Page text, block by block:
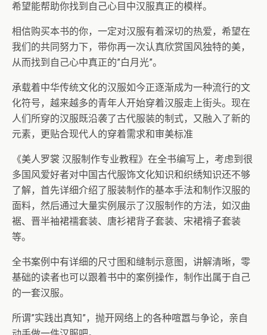
希望能帮助你找到自己心目中汉服真正的模样。
相信购买本书的你，一定对汉服有着深切的热爱，希望在
我们的共同努力下，带你再一次认真欣赏国风独特的美，
从而找到自己心中真正的”白月光”。
承载着中华传统文化的汉服如今正逐渐成为一种流行的文
化符号，越来越多的青年人开始穿着汉服走上街头。现在
人们所穿的汉服既沿袭了古代服装的制式，又融入了新的
元素，更贴合现代人的穿着需求和审美标准
《美人罗裳 汉服制作专业教程》在全书编写上，考虑到很
多国风爱好者对中国古代服饰文化知识和织绣知识还不够
了解，首先详细介绍了服装制作的基本手法和制作汉服的
面料，然后通过大量实例展示了汉服制作的方法，如汉曲
裾、晋半袖裙襦套装、唐衫裙背子套装、宋裙褙子套装
等。
全书案例中有详细的尺寸图和缝制示意图，讲解清晰，零
基础的读者也可以跟着书中的案例操作，制作出属于自己
的一套汉服。
所谓”实践出真知”，抛开网络上的各种喧嚣与争论，亲自